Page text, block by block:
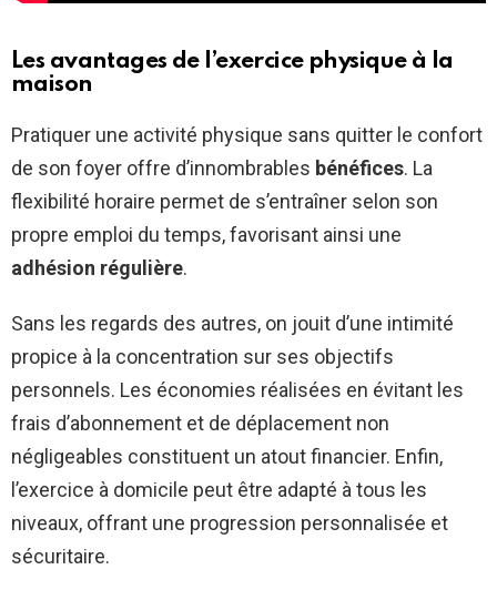
Les avantages de l’exercice physique à la
maison
Pratiquer une activité physique sans quitter le confort
de son foyer offre d’innombrables bénéfices. La
flexibilité horaire permet de s’entraîner selon son
propre emploi du temps, favorisant ainsi une
adhésion régulière.
Sans les regards des autres, on jouit d’une intimité
propice à la concentration sur ses objectifs
personnels. Les économies réalisées en évitant les
frais d’abonnement et de déplacement non
négligeables constituent un atout financier. Enfin,
l’exercice à domicile peut être adapté à tous les
niveaux, offrant une progression personnalisée et
sécuritaire.